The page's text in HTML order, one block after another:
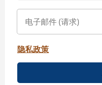
隐私政策